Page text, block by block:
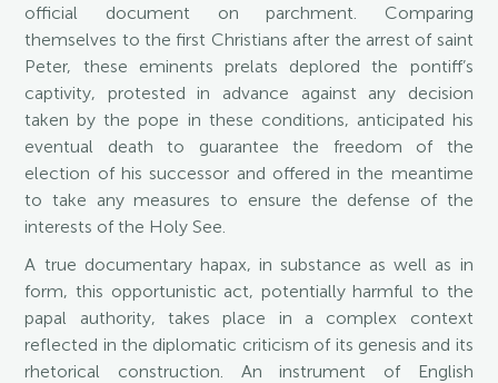
official document on parchment. Comparing
themselves to the first Christians after the arrest of saint
Peter, these eminents prelats deplored the pontiff’s
captivity, protested in advance against any decision
taken by the pope in these conditions, anticipated his
eventual death to guarantee the freedom of the
election of his successor and offered in the meantime
to take any measures to ensure the defense of the
interests of the Holy See.
A true documentary hapax, in substance as well as in
form, this opportunistic act, potentially harmful to the
papal authority, takes place in a complex context
reflected in the diplomatic criticism of its genesis and its
rhetorical construction. An instrument of English